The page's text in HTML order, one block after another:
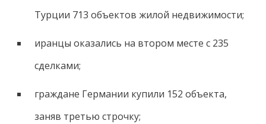
Турции 713 объектов жилой недвижимости;
иранцы оказались на втором месте с 235
сделками;
граждане Германии купили 152 объекта,
заняв третью строчку;